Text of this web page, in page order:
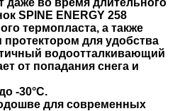
SPINE ENERGY 258
термопласта, а также
для удобства
водоотталкивающий
от попадания снега и
-30°С.
для современных